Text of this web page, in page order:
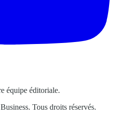
équipe éditoriale.
Tous droits réservés.